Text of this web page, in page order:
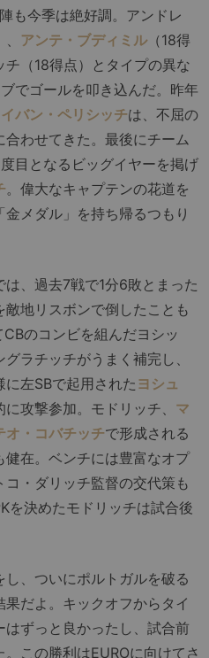
も今季は絶好調。アンドレ
アンテ・ブディミル（18得
（18得点）とタイプの異な
でゴールを叩き込んだ。昨年
イバン・ペリシッチは、不屈の
わせてきた。最後にチーム
目となるビッグイヤーを掲げ
。偉大なキャプテンの花道を
メダル」を持ち帰るつもり
、過去7戦で1分6敗とまった
地リスボンで倒したことも
のコンビを組んだヨシッ
ラチッチがうまく補完し、
左SBで起用された ヨシュ
攻撃参加。モドリッチ、 マ
オ・コバチッチで形成される
健在。ベンチには豊富なオプ
・ダリッチ監督の交代策も
を決めたモドリッチは試合後
、ついにポルトガルを破る
だよ。キックオフからタイ
ずっと良かったし、試合前
この勝利はEUROに向けてさ